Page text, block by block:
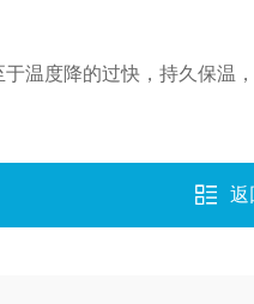
温度降的过快，持久保温
返